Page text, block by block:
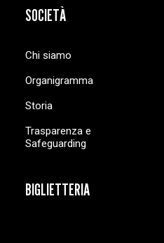
SOCIETÀ
Chi siamo
Organigramma
Storia
Trasparenza e
Safeguarding
BIGLIETTERIA